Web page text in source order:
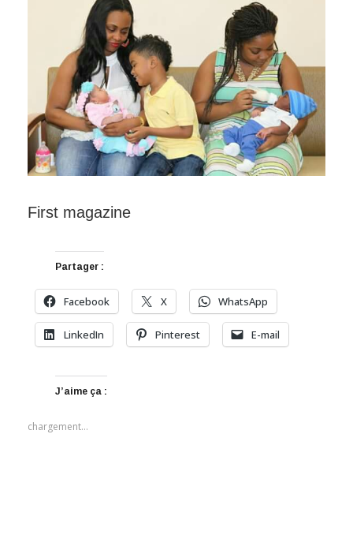
First magazine
Partager :
Facebook X WhatsApp
LinkedIn Pinterest E-mail
J’aime ça :
chargement…